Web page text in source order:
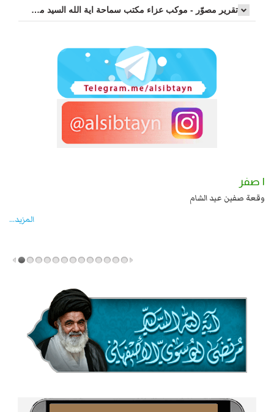
تقرير مصوّر - موكب عزاء مکتب سماحة اية الله السيد مرتضى الموسوي الاصفهاني في يوم إستشهاد السيدة فاطم...
بن علي بن الحسين عليهما السلام قتل صاحب الزنج